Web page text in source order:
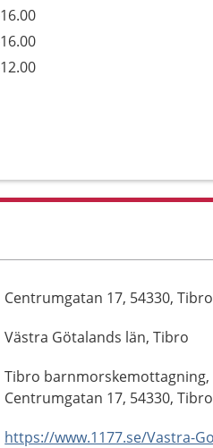
Centrumgatan 17, 54330, Tibro
Västra Götalands län, Tibro
Tibro barnmorskemottagning,
Centrumgatan 17, 54330, Tibro